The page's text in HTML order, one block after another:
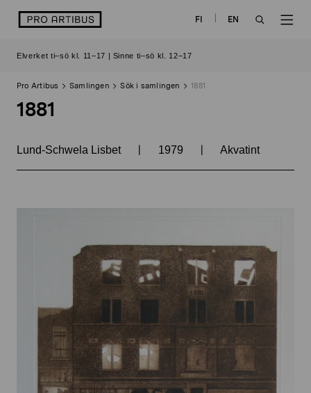
logo FI
EN
Elverket ti–sö kl. 11–17 | Sinne ti–sö kl. 12–17
Pro Artibus Samlingen Sök i samlingen 1881
1881
Lund-Schwela Lisbet | 1979 | Akvatint